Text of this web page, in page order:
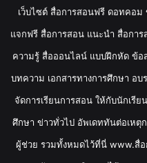
เว็บไซต์ สื่อการสอนฟรี ดอทคอม
แจกฟรี สื่อการสอน แนะนำ สื่อกา
ความรู้ สื่อออนไลน์ แบบฝึกหัด ข้อ
บทความ เอกสารทางการศึกษา อ
จัดการเรียนการสอน ให้กับนักเรี
ศึกษา ข่าวทั่วไป อัพเดททันต่อเห
ผู้ช่วย รวมทั้งหมดไว้ที่นี่ www.สื่อ